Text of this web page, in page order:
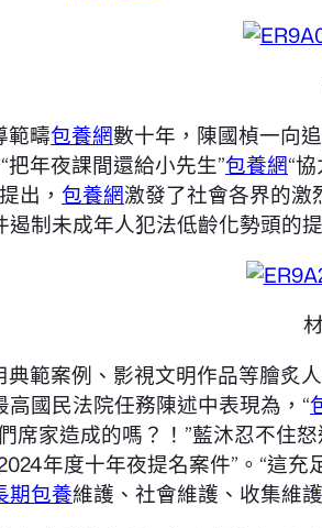
範疇包養網數十年，陳國楨一向
把年夜課間還給小先生”包養網“
出， 包養網激發了社會各界的激
制未成年人犯法低齡化勢頭的提
範案例、影視文明作品等膾炙
國民法院任務陳述中表現為，“
席家造成的嗎？！”藍沐忍不住
年度十年夜提名案件”。“這
期包養維護、社會維護、收集維護